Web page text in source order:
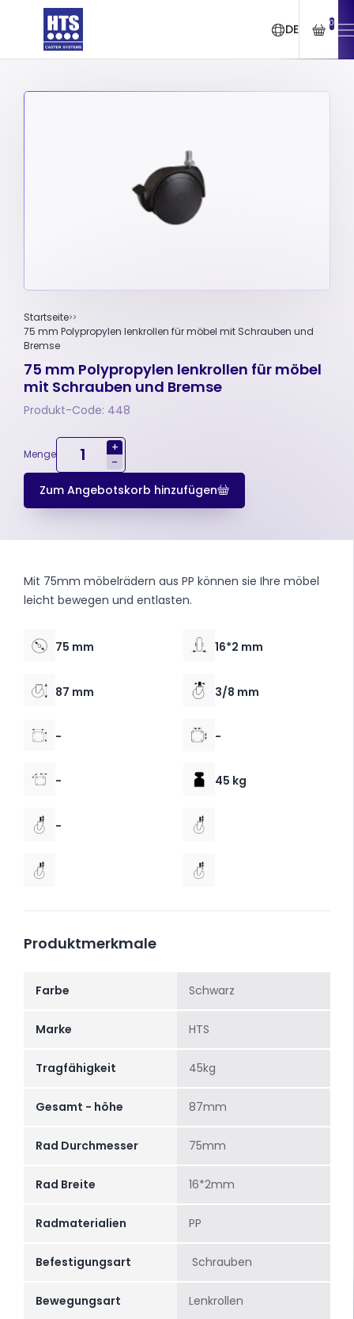
DE 0
Startseite
75 mm Polypropylen lenkrollen für möbel mit Schrauben und
Bremse
75 mm Polypropylen lenkrollen für möbel
mit Schrauben und Bremse
Produkt-Code: 448
Menge
+
-
Zum Angebotskorb hinzufügen
Mit 75mm möbelrädern aus PP können sie Ihre möbel
leicht bewegen und entlasten.
75 mm 16*2 mm
87 mm 3/8 mm
- -
- 45 kg
-
Produktmerkmale
Farbe Schwarz
Marke HTS
Tragfähigkeit 45kg
Gesamt - höhe 87mm
Rad Durchmesser 75mm
Rad Breite 16*2mm
Radmaterialien PP
Befestigungsart Schrauben
Bewegungsart Lenkrollen